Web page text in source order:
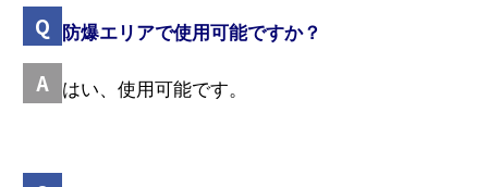
防爆エリアで使用可能ですか？
はい、使用可能です。